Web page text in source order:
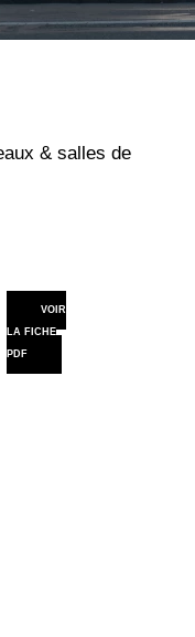
& salles de
VOIR
LA FICHE
PDF